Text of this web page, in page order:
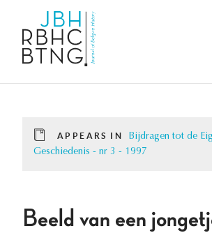
APPEARS IN
Bijdragen tot de
Geschiedenis - nr 3 - 1997
Beeld van een